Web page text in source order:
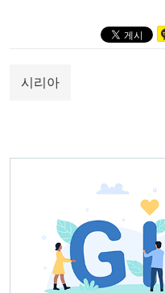
시리아